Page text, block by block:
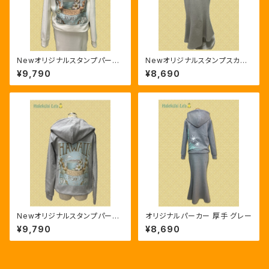
Newオリジナルスタンプパーカ
ー 厚手 ホワイト
¥9,790
Newオリジナルスタンプスカー
ト 厚手 グレー
¥8,690
Newオリジナルスタンプパーカ
ー 厚手 グレー
¥9,790
オリジナルパーカー 厚手 グレー
¥8,690